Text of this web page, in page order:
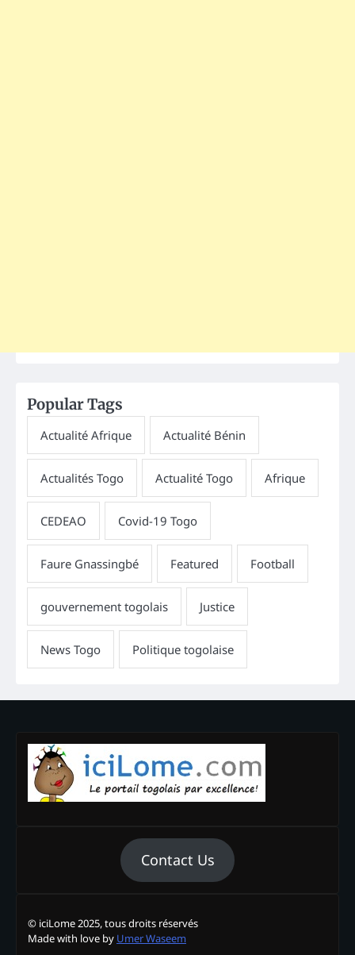
Popular Tags
Contact Us
© iciLome 2025, tous droits réservés
Made with love by Umer Waseem